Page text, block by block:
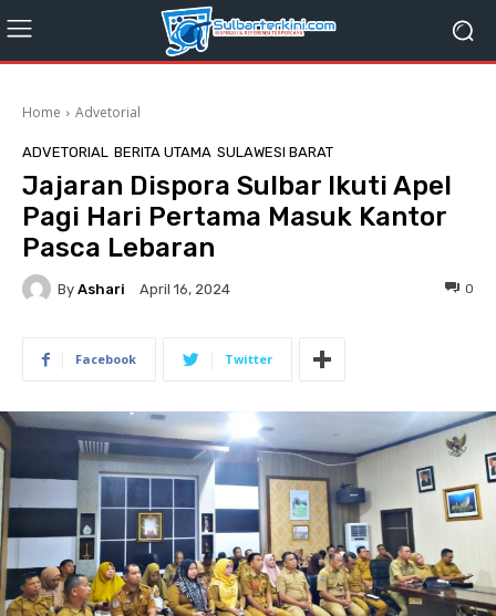
Home Advetorial
ADVETORIAL BERITA UTAMA SULAWESI BARAT
Jajaran Dispora Sulbar Ikuti Apel
Pagi Hari Pertama Masuk Kantor
Pasca Lebaran
By Ashari April 16, 2024 0
Facebook Twitter